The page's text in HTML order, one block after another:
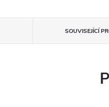
SOUVISEJÍCÍ